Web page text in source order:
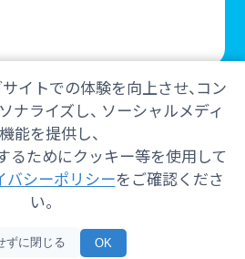
イトでの体験を向上させ、コン
ナライズし、 ソーシャルメディ
能を提供し、
るためにクッキー等を使用して
バシーポリシーをご確認くださ
い。
ずに閉じる OK
ご意見・ご感想
防災情報
TELECASTING Co.,Ltd.
Rights Reserved.